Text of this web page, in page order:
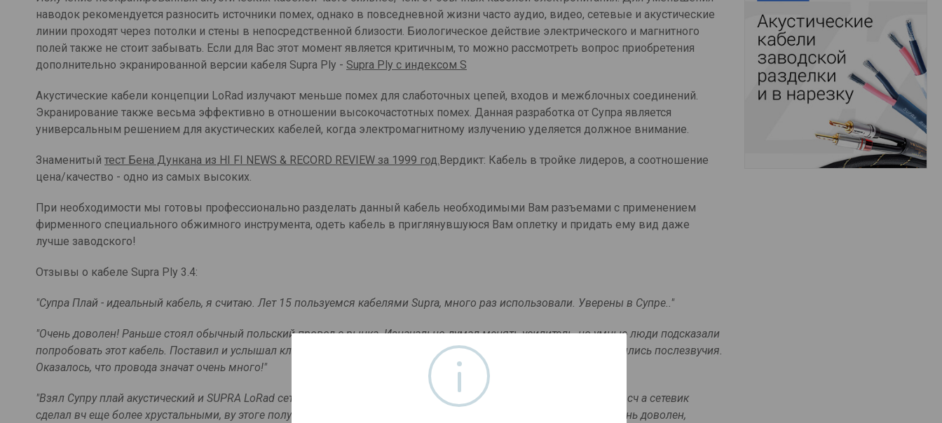
наводок рекомендуется разносить источники помех, однако в повседневной жизни часто аудио, видео, сетевые и акустические
линии проходят через потолки и стены в непосредственной близости. Биологическое действие электрического и магнитного
полей также не стоит забывать. Если для Вас этот момент является критичным, то можно рассмотреть вопрос приобретения
дополнительно экранированной версии кабеля Supra Ply - Supra Ply с индексом S
Акустические кабели концепции LoRad излучают меньше помех для слаботочных цепей, входов и межблочных соединений.
Экранирование также весьма эффективно в отношении высокочастотных помех. Данная разработка от Супра является
универсальным решением для акустических кабелей, когда электромагнитному излучению уделяется должное внимание.
Знаменитый тест Бена Дункана из HI FI NEWS & RECORD REVIEW за 1999 год. Вердикт: Кабель в тройке лидеров, а соотношение
цена/качество - одно из самых высоких.
При необходимости мы готовы профессионально разделать данный кабель необходимыми Вам разъемами с применением
фирменного специального обжимного инструмента, одеть кабель в приглянувшуюся Вам оплетку и придать ему вид даже
лучше заводского!
Отзывы о кабеле Supra Ply 3.4:
"Супра Плай - идеальный кабель, я считаю. Лет 15 пользуемся кабелями Supra, много раз использовали. Уверены в Супре.."
"Очень доволен! Раньше стоял обычный польский провод с рынка. Изначально думал менять усилитель, но умные люди подсказали
попробовать этот кабель. Поставил и услышал классный-классный звук: масштабно, разборчиво, басовито. Появились послезвучия.
Оказалось, что провода значат очень много!"
"Взял Cупру плай акустический и SUPRA LoRad сетевик, ак. добавил хорошего жирненького баса и прозрачности в сч а сетевик
сделал вч еще более хрустальными, ву этоге получилось все очень гармонично и приятно для уха, сочетанием очень доволен,